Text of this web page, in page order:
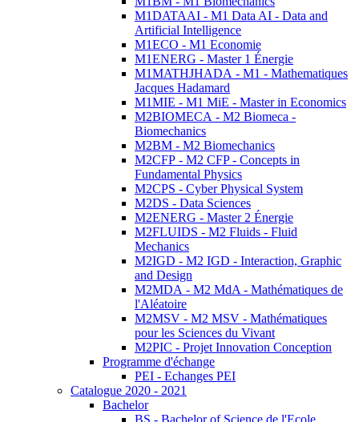
M1DATAAI - M1 Data AI - Data and
Artificial Intelligence
M1ECO - M1 Economie
M1ENERG - Master 1 Énergie
M1MATHJHADA - M1 - Mathematiques
Jacques Hadamard
M1MIE - M1 MiE - Master in Economics
M2BIOMECA - M2 Biomeca -
Biomechanics
M2BM - M2 Biomechanics
M2CFP - M2 CFP - Concepts in
Fundamental Physics
M2CPS - Cyber Physical System
M2DS - Data Sciences
M2ENERG - Master 2 Énergie
M2FLUIDS - M2 Fluids - Fluid
Mechanics
M2IGD - M2 IGD - Interaction, Graphic
and Design
M2MDA - M2 MdA - Mathématiques de
l'Aléatoire
M2MSV - M2 MSV - Mathématiques
pour les Sciences du Vivant
M2PIC - Projet Innovation Conception
Programme d'échange
PEI - Echanges PEI
Catalogue 2020 - 2021
Bachelor
BS - Bachelor of Science de l'Ecole